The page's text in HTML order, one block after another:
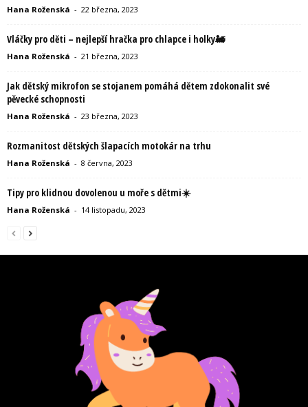
Hana Roženská - 22 března, 2023
Vláčky pro děti – nejlepší hračka pro chlapce i holky🚂
Hana Roženská - 21 března, 2023
Jak dětský mikrofon se stojanem pomáhá dětem zdokonalit své
pěvecké schopnosti
Hana Roženská - 23 března, 2023
Rozmanitost dětských šlapacích motokár na trhu
Hana Roženská - 8 června, 2023
Tipy pro klidnou dovolenou u moře s dětmi☀️
Hana Roženská - 14 listopadu, 2023